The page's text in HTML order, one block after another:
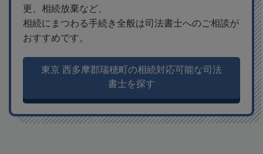
更、相続放棄など、
相続にまつわる手続き全般は司法書士へのご相談が
おすすめです。
東京 西多摩郡瑞穂町の相続対応可能な司法
書士を探す